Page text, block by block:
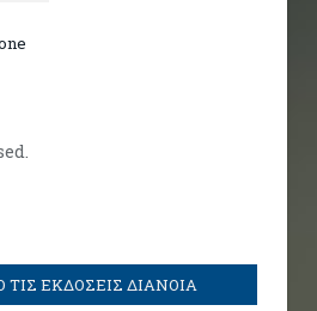
ΕΚΔΟΣΕΙΣ ΔΙΑΝΟΙΑ